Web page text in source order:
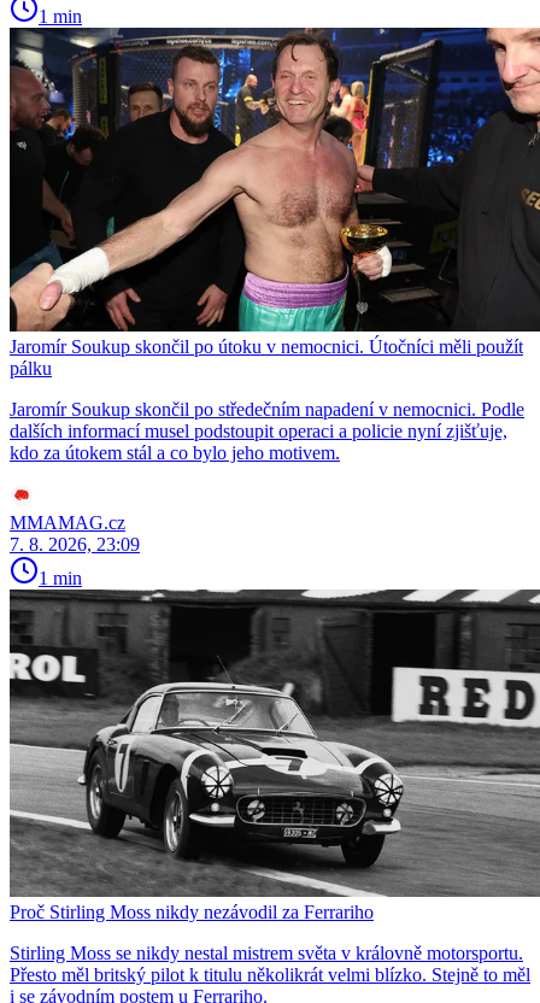
1 min
Jaromír Soukup skončil po útoku v nemocnici. Útočníci měli použít
pálku
Jaromír Soukup skončil po středečním napadení v nemocnici. Podle
dalších informací musel podstoupit operaci a policie nyní zjišťuje,
kdo za útokem stál a co bylo jeho motivem.
MMAMAG.cz
7. 8. 2026, 23:09
1 min
Proč Stirling Moss nikdy nezávodil za Ferrariho
Stirling Moss se nikdy nestal mistrem světa v královně motorsportu.
Přesto měl britský pilot k titulu několikrát velmi blízko. Stejně to měl
i se závodním postem u Ferrariho.